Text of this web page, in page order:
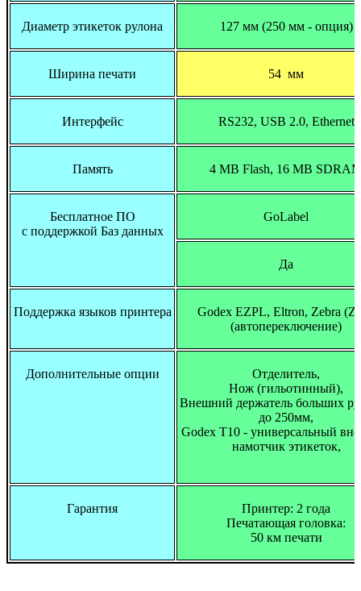
Диаметр этикеток рулона 127 мм (250 мм - опция)
Ширина печати 54 мм
Интерфейс RS232, USB 2.0, Ethernet
Память 4 MB Flash, 16 MB
Бесплатное ПО
с поддержкой Баз данных
GoLabel
Да
Поддержка языков принтера
Godex EZPL, Eltron, Zebra
(автопереключение)
Дополнительные опции
Отделитель,
Нож (гильотинный),
Внешний держатель больших
до 250мм,
Godex T10 - универсальный
намотчик этикеток,
Гарантия
Принтер: 2 года
Печатающая головка:
50 км печати